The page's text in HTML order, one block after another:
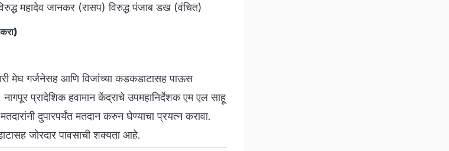
महादेव जानकर (रासप) विरुद्ध पंजाब डख (वंचित)
मेघ गर्जनेसह आणि विजांच्या कडकडाटासह पाऊस
नागपूर प्रादेशिक हवामान केंद्राचे उपमहानिर्देशक एम एल साहू
मतदारांनी दुपारपर्यंत मतदान करुन घेण्याचा प्रयत्न करावा.
जोरदार पावसाची शक्यता आहे.